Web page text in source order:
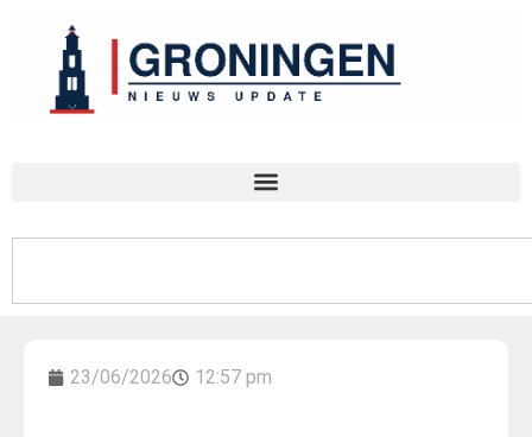
23/06/2026 12:57 pm